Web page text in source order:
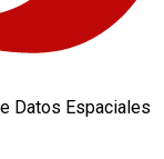
Datos Espaciales